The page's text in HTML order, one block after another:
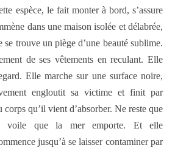
espèce, le fait monter à bord, s’assure
dans une maison isolée et délabrée,
se trouve un piège d’une beauté sublime.
de ses vêtements en reculant. Elle
Elle marche sur une surface noire,
engloutit sa victime et finit par
corps qu’il vient d’absorber. Ne reste que
voile que la mer emporte. Et elle
jusqu’à se laisser contaminer par